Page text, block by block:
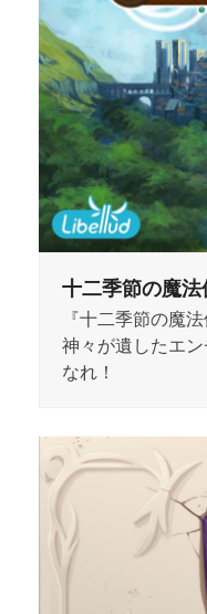
十二季節の魔
『十二季節の魔
神々が遺したエ
なれ！